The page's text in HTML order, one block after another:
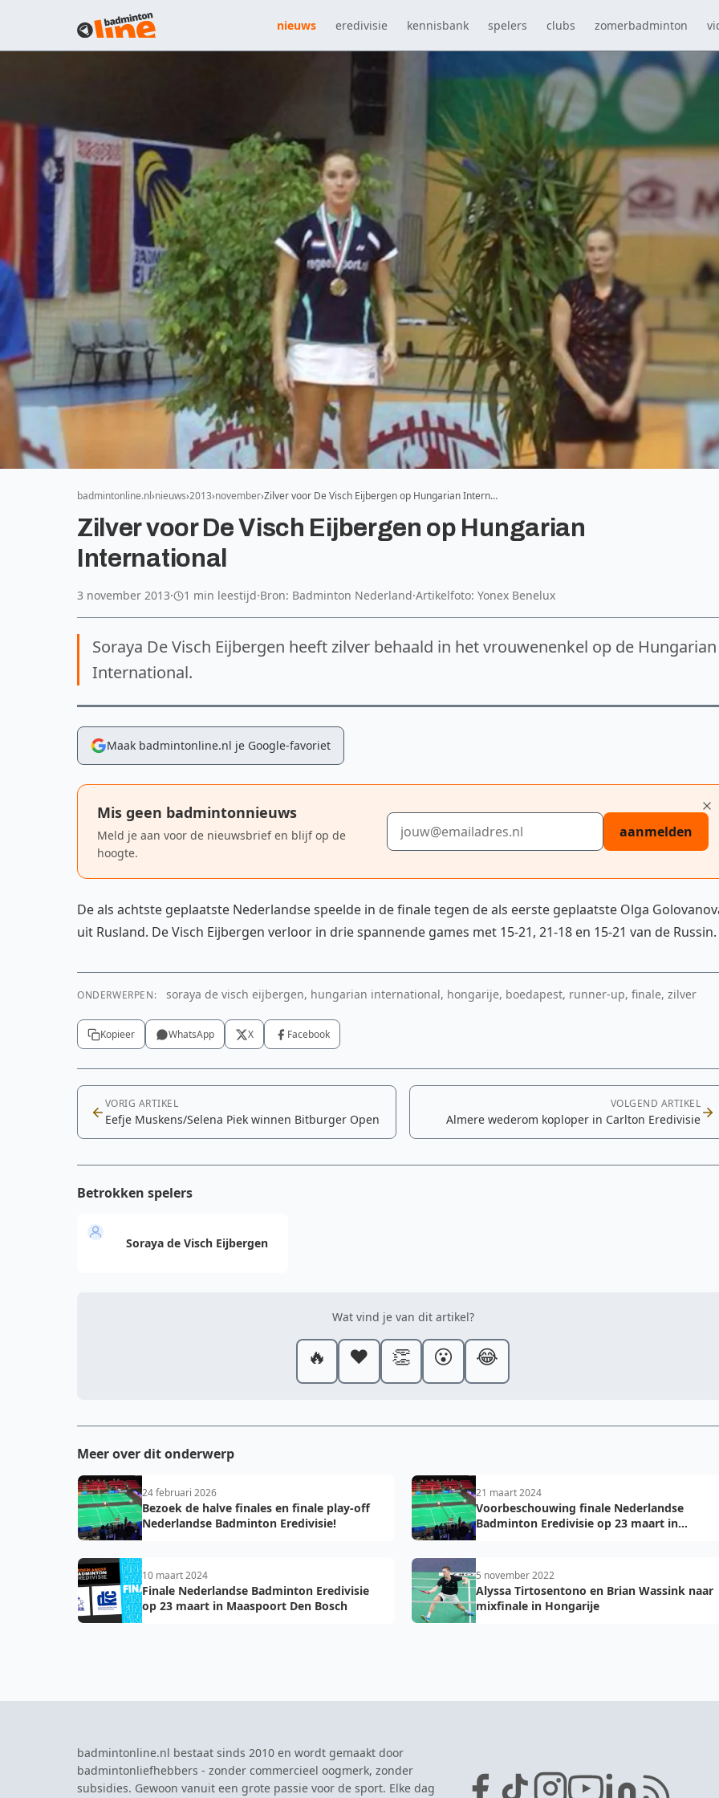
nieuws eredivisie kennisbank spelers clubs zomerbadminton
badmintonline.nl nieuws 2013 november Zilver voor De Visch Eijbergen op Hungarian Intern…
Zilver voor De Visch Eijbergen op Hungarian
International
3 november 2013· 1 min leestijd·Bron: Badminton Nederland·Artikelfoto: Yonex Benelux
Soraya De Visch Eijbergen heeft zilver behaald in het vrouwenenkel op de Hungarian
International.
Maak badmintonline.nl je Google-favoriet
Mis geen badmintonnieuws
Meld je aan voor de nieuwsbrief en blijf op de
hoogte.
E-mailadres
aanmelden
De als achtste geplaatste Nederlandse speelde in de finale tegen de als eerste geplaatste Olga
uit Rusland. De Visch Eijbergen verloor in drie spannende games met 15-21, 21-18 en 15-21 van de Russin.
ONDERWERPEN: soraya de visch eijbergen, hungarian international, hongarije, boedapest, runner-up, finale, zilver
Kopieer WhatsApp X Facebook
VORIG ARTIKEL
Eefje Muskens/Selena Piek winnen Bitburger Open
VOLGEND ARTIKEL
Almere wederom koploper in Carlton Eredivisie
Betrokken spelers
Soraya de Visch Eijbergen
Wat vind je van dit artikel?
🔥 ❤️ 👏 😮 😂
Meer over dit onderwerp
24 februari 2026
Bezoek de halve finales en finale play-off
Nederlandse Badminton Eredivisie!
21 maart 2024
Voorbeschouwing finale Nederlandse
Badminton Eredivisie op 23 maart in
10 maart 2024
Finale Nederlandse Badminton Eredivisie
op 23 maart in Maaspoort Den Bosch
5 november 2022
Alyssa Tirtosentono en Brian Wassink naar
mixfinale in Hongarije
badmintonline.nl bestaat sinds 2010 en wordt gemaakt door
badmintonliefhebbers - zonder commercieel oogmerk, zonder
subsidies. Gewoon vanuit een grote passie voor de sport. Elke dag